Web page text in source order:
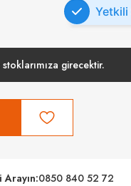
Yetkili
girecektir.
Arayın:0850 840 52 72